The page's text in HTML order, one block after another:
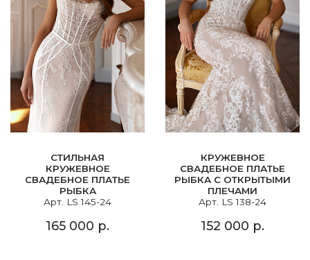
СТИЛЬНАЯ
КРУЖЕВНОЕ
СВАДЕБНОЕ ПЛАТЬЕ
РЫБКА
Арт. LS 145-24
165 000 р.
КРУЖЕВНОЕ
СВАДЕБНОЕ ПЛАТЬЕ
РЫБКА С ОТКРЫТЫМИ
ПЛЕЧАМИ
Арт. LS 138-24
152 000 р.